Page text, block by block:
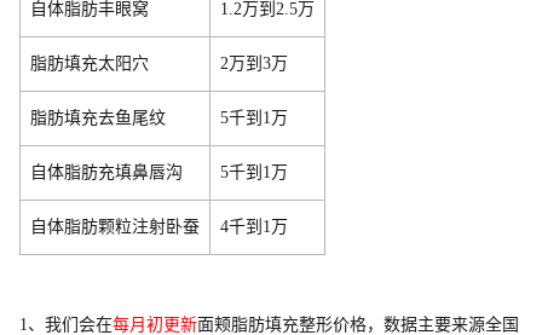
自体脂肪丰眼窝 1.2万到2.5万
脂肪填充太阳穴 2万到3万
脂肪填充去鱼尾纹 5千到1万
自体脂肪充填鼻唇沟 5千到1万
自体脂肪颗粒注射卧蚕 4千到1万
1、我们会在每月初更新面颊脂肪填充整形价格，数据主要来源全国